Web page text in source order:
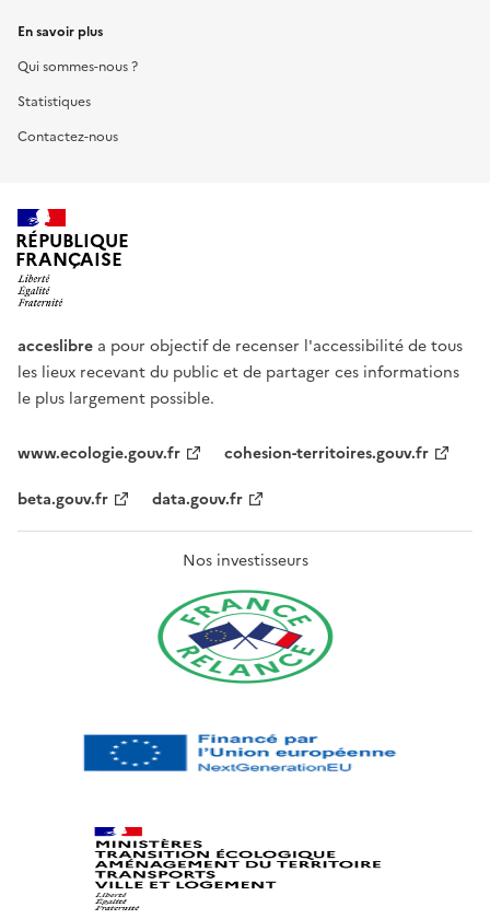
En savoir plus
Qui sommes-nous ?
Statistiques
Contactez-nous
RÉPUBLIQUE
FRANÇAISE
acceslibre a pour objectif de recenser l'accessibilité de tous
les lieux recevant du public et de partager ces informations
le plus largement possible.
www.ecologie.gouv.fr
cohesion-territoires.gouv.fr
beta.gouv.fr
data.gouv.fr
Nos investisseurs